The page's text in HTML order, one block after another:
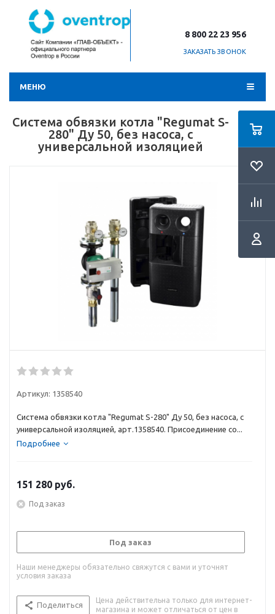
8 800 22 23 956
ЗАКАЗАТЬ ЗВОНОК
МЕНЮ
Система обвязки котла "Regumat S-
280" Ду 50, без насоса, с
универсальной изоляцией
Артикул: 1358540
Система обвязки котла "Regumat S-280" Ду 50, без насоса, с
универсальной изоляцией, арт.1358540. Присоединение со...
Подробнее
151 280 руб.
Под заказ
Под заказ
Наши менеджеры обязательно свяжутся с вами и уточнят
условия заказа
Поделиться
Цена действительна только для интернет-
магазина и может отличаться от цен в